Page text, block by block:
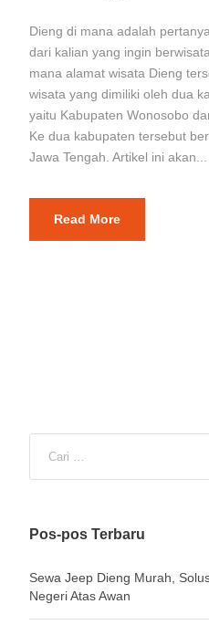
Dieng di mana adalah
dari kalian yang ingin
mana alamat wisata Dieng
wisata yang dimiliki oleh dua
yaitu Kabupaten Wonosobo
Ke dua kabupaten tersebut
Jawa Tengah. Artikel ini akan...
Read More
Pos-pos Terbaru
Sewa Jeep Dieng Murah,
Negeri Atas Awan